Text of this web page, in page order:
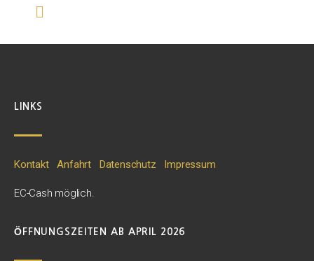
LINKS
Kontakt Anfahrt Datenschutz Impressum
EC-Cash möglich.
ÖFFNUNGSZEITEN AB APRIL 2026